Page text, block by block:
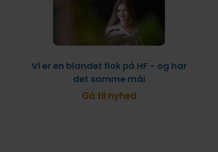
Vi er en blandet flok på HF - og har
det samme mål
Gå til nyhed